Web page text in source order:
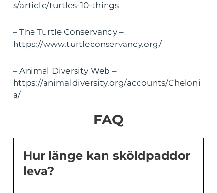
s/article/turtles-10-things
– The Turtle Conservancy –
https://www.turtleconservancy.org/
– Animal Diversity Web –
https://animaldiversity.org/accounts/Cheloni
a/
FAQ
Hur länge kan sköldpaddor
leva?